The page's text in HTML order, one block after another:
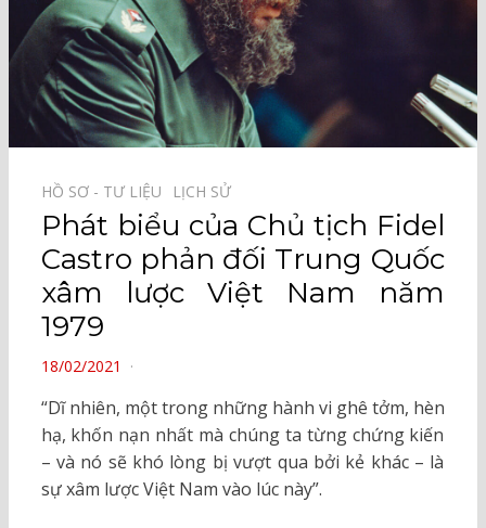
HỒ SƠ - TƯ LIỆU⠀ LỊCH SỬ⠀
Phát biểu của Chủ tịch Fidel
Castro phản đối Trung Quốc
xâm lược Việt Nam năm
1979
POSTED
18/02/2021
“Dĩ nhiên, một trong những hành vi ghê tởm, hèn
hạ, khốn nạn nhất mà chúng ta từng chứng kiến
– và nó sẽ khó lòng bị vượt qua bởi kẻ khác – là
sự xâm lược Việt Nam vào lúc này”.